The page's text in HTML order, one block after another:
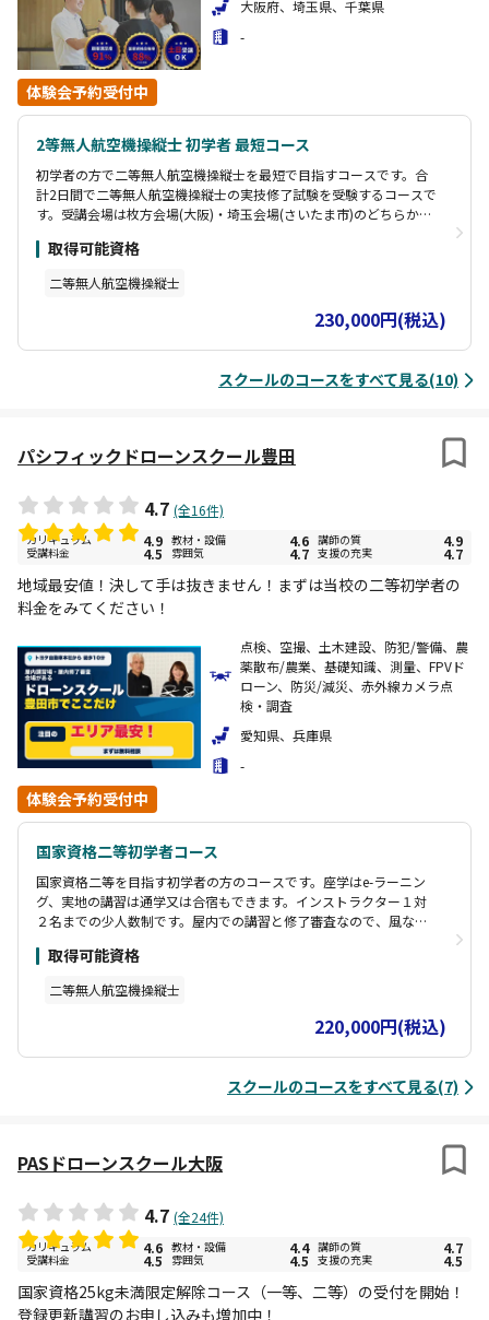
大阪府、埼玉県、千葉県
-
体験会予約受付中
2等無人航空機操縦士 初学者 最短コース
初学者の方で二等無人航空機操縦士を最短で目指すコースです。合
計2日間で二等無人航空機操縦士の実技修了試験を受験するコースで
す。受講会場は枚方会場(大阪)・埼玉会場(さいたま市)のどちらかを
取得可能資格
二等無人航空機操縦士
230,000円(税込)
スクールのコースをすべて見る(10)
パシフィックドローンスクール豊田
4.7 (全16件)
カリキュラム 4.9 教材・設備 4.6 講師の質 4.9
受講料金 4.5 雰囲気 4.7 支援の充実 4.7
地域最安値！決して手は抜きません！まずは当校の二等初学者の
料金をみてください！
点検、空撮、土木建設、防犯/警備、農
薬散布/農業、基礎知識、測量、FPVド
ローン、防災/減災、赤外線カメラ点
検・調査
愛知県、兵庫県
-
体験会予約受付中
国家資格二等初学者コース
国家資格二等を目指す初学者の方のコースです。座学はe-ラーニン
グ、実地の講習は通学又は合宿もできます。インストラクター１対
２名までの少人数制です。屋内での講習と修了審査なので、風など
了審査は一度不合格でも再試験1回は無料です、 とことん、合格で
きるように日々インストラクターは研究しているので、合格率100%
を維持しています。 卒業後は通い放題。サポートされ放題わからな
取得可能資格
二等無人航空機操縦士
220,000円(税込)
スクールのコースをすべて見る(7)
PASドローンスクール大阪
4.7 (全24件)
カリキュラム 4.6 教材・設備 4.4 講師の質 4.7
受講料金 4.5 雰囲気 4.5 支援の充実 4.5
国家資格25kg未満限定解除コース（一等、二等）の受付を開始！
登録更新講習のお申し込みも増加中！